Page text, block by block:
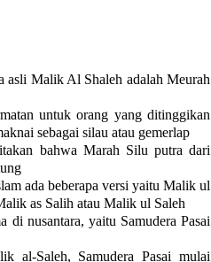
asli Malik Al Shaleh adalah Meurah
untuk orang yang ditinggikan
sebagai silau atau gemerlap
bahwa Marah Silu putra dari
ada beberapa versi yaitu Malik ul
as Salih atau Malik ul Saleh
di nusantara, yaitu Samudera Pasai
al-Saleh, Samudera Pasai mulai